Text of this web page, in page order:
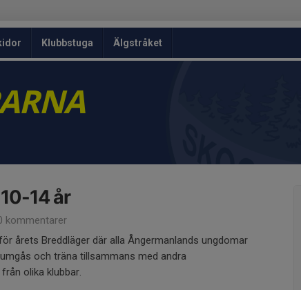
Klubbstuga Älgstråket
14 år
kommentarer
årets Breddläger där alla Ångermanlands ungdomar
och träna tillsammans med andra
olika klubbar.